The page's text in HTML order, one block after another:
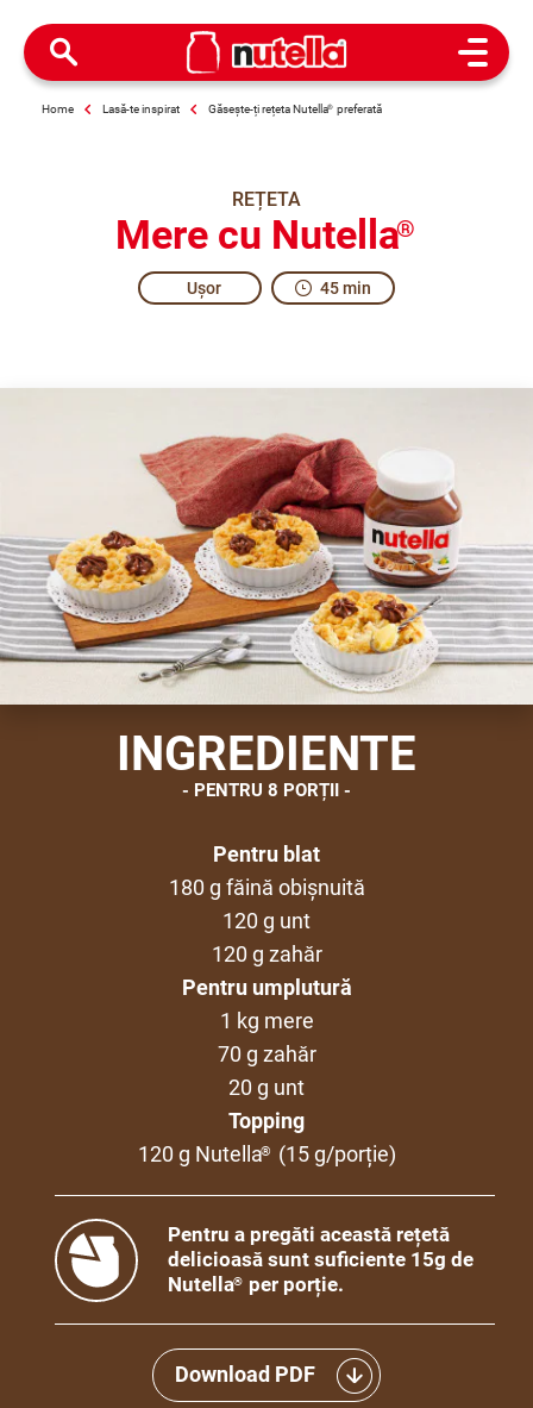
Open
Home Lasă-te inspirat Găsește-ți rețeta Nutella® preferată
REȚETA
Mere cu Nutella®
Ușor 45 min
INGREDIENTE
PENTRU 8 PORȚII
Pentru blat
180 g făină obișnuită
120 g unt
120 g zahăr
Pentru umplutură
1 kg mere
70 g zahăr
20 g unt
Topping
120 g Nutella® (15 g/porție)
Pentru a pregăti această rețetă
delicioasă sunt suficiente 15g de
Nutella® per porție.
Download PDF